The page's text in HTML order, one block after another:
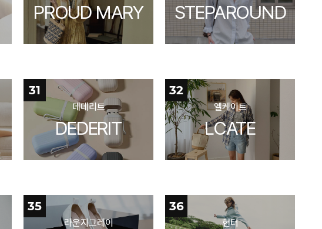
PROUD MARY STEPAROUND
31
데데리트
DEDERIT
32
엘케이트
LCATE
35
라운지그레이
36
헌터